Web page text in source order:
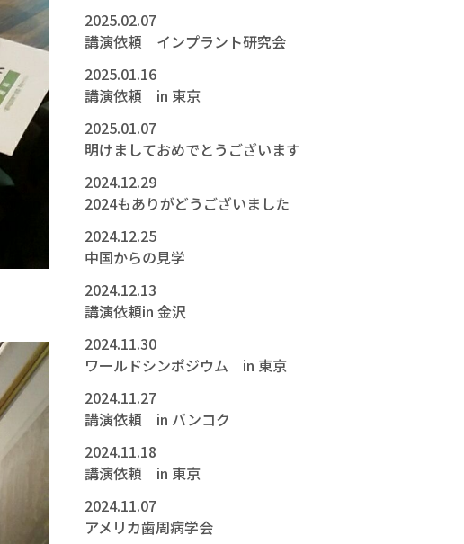
2025.02.07
講演依頼 インプラント研究会
2025.01.16
講演依頼 in 東京
2025.01.07
明けましておめでとうございます
2024.12.29
2024もありがどうございました
2024.12.25
中国からの見学
2024.12.13
講演依頼in 金沢
2024.11.30
ワールドシンポジウム in 東京
2024.11.27
講演依頼 in バンコク
2024.11.18
講演依頼 in 東京
2024.11.07
アメリカ歯周病学会